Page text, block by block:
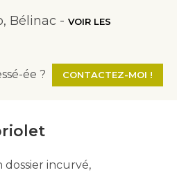
Bélinac - VOIR LES
ée ? CONTACTEZ-MOI !
incurvé,